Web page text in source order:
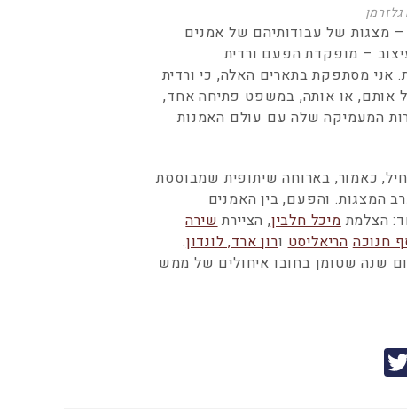
מצגות של עבודותיהם של אמנים
– מופקדת הפעם ורדית
אני מסתפקת בתארים האלה, כי ורדית
אותם, או אותה, במשפט פתיחה אחד,
המעמיקה שלה עם עולם האמנות
יתקיים בנמל תל אביב, בהאנגר 11, ויתחיל, כאמור, בארוחה שיתופית שמבוססת
המצגות. והפעם, בין האמנים
הצלמת מיכל חלבין, הציירת שירה
חנוכה הריאליסט ורון ארד, לונדון.
שנה שטומן בחובו איחולים של ממש